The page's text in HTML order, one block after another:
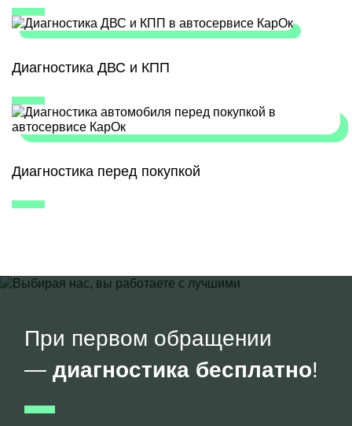
Диагностика ДВС и КПП
Диагностика перед покупкой
При первом обращении
— диагностика бесплатно!